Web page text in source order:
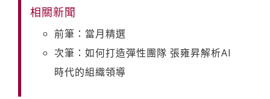
相關新聞
前筆：當月精選
次筆：如何打造彈性團隊 張雍昇解析AI
時代的組織領導